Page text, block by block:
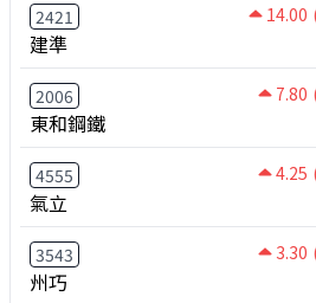
2421 14.00
建準
2006 7.80
東和鋼鐵
4555 4.25
氣立
3543 3.30
州巧